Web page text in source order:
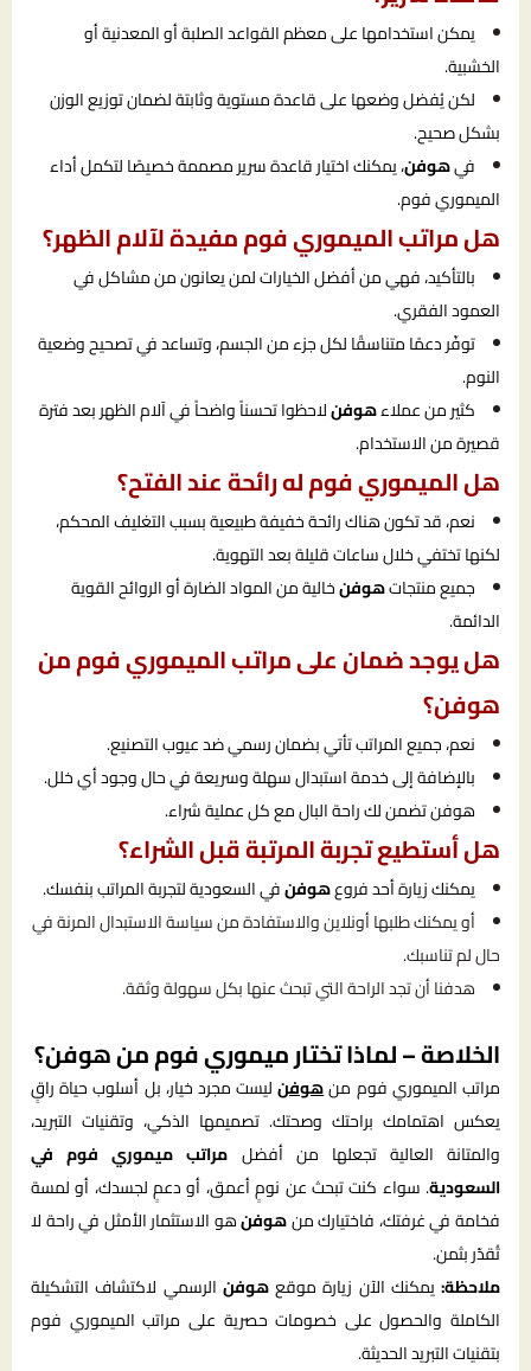
يمكن استخدامها على معظم القواعد الصلبة أو المعدنية أو
الخشبية.
لكن يُفضل وضعها على قاعدة مستوية وثابتة لضمان توزيع الوزن
بشكل صحيح.
فيهوفن، يمكنك اختيار قاعدة سرير مصممة خصيصًا لتكمل أداء
الميموري فوم.
هل مراتب الميموري فوم مفيدة لآلام الظهر؟
بالتأكيد، فهي من أفضل الخيارات لمن يعانون من مشاكل في
العمود الفقري.
توفّر دعمًا متناسقًا لكل جزء من الجسم، وتساعد في تصحيح وضعية
النوم.
كثير من عملاءهوفنلاحظوا تحسناً واضحاً في آلام الظهر بعد فترة
قصيرة من الاستخدام.
هل الميموري فوم له رائحة عند الفتح؟
نعم، قد تكون هناك رائحة خفيفة طبيعية بسبب التغليف المحكم،
لكنها تختفي خلال ساعات قليلة بعد التهوية.
جميع منتجاتهوفنخالية من المواد الضارة أو الروائح القوية
الدائمة.
هل يوجد ضمان على مراتب الميموري فوم من
هوفن؟
نعم، جميع المراتب تأتي بضمان رسمي ضد عيوب التصنيع.
بالإضافة إلى خدمة استبدال سهلة وسريعة في حال وجود أي خلل.
هوفن تضمن لك راحة البال مع كل عملية شراء.
هل أستطيع تجربة المرتبة قبل الشراء؟
يمكنك زيارة أحد فروعهوفنفي السعودية لتجربة المراتب بنفسك.
أو يمكنك طلبها أونلاين والاستفادة من سياسة الاستبدال المرنة في
حال لم تناسبك.
هدفنا أن تجد الراحة التي تبحث عنها بكل سهولة وثقة.
الخلاصة – لماذا تختار ميموري فوم من هوفن؟
مراتب الميموري فوم منهوفنليست مجرد خيار، بل أسلوب حياة راقٍ
يعكس اهتمامك براحتك وصحتك. تصميمها الذكي، وتقنيات التبريد،
والمتانة العالية تجعلها من أفضل مراتب ميموري فوم في
السعودية. سواء كنت تبحث عن نومٍ أعمق، أو دعمٍ لجسدك، أو لمسة
فخامة في غرفتك، فاختيارك منهوفنهو الاستثمار الأمثل في راحة لا
تُقدّر بثمن.
ملاحظة:يمكنك الآن زيارة موقعهوفن الرسمي لاكتشاف التشكيلة
الكاملة والحصول على خصومات حصرية على مراتب الميموري فوم
بتقنيات التبريد الحديثة.